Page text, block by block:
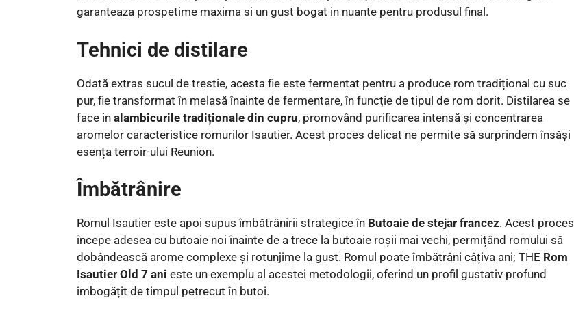
garanteaza prospetime maxima si un gust bogat in nuante pentru produsul final.
Tehnici de distilare
Odată extras sucul de trestie, acesta fie este fermentat pentru a produce rom tradițional cu suc
pur, fie transformat în melasă înainte de fermentare, în funcție de tipul de rom dorit. Distilarea se
face in alambicurile tradiționale din cupru, promovând purificarea intensă și concentrarea
aromelor caracteristice romurilor Isautier. Acest proces delicat ne permite să surprindem însăși
esența terroir-ului Reunion.
Îmbătrânire
Romul Isautier este apoi supus îmbătrânirii strategice în Butoaie de stejar francez. Acest proces
începe adesea cu butoaie noi înainte de a trece la butoaie roșii mai vechi, permițând romului să
dobândească arome complexe și rotunjime la gust. Romul poate îmbătrâni câțiva ani; THE Rom
Isautier Old 7 ani este un exemplu al acestei metodologii, oferind un profil gustativ profund
îmbogățit de timpul petrecut în butoi.